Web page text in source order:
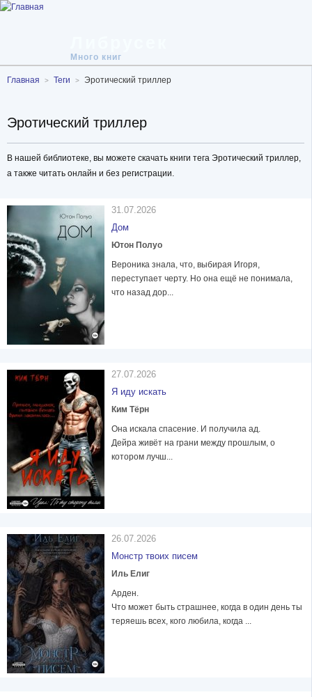
Много книг
Главная Теги Эротический триллер
Эротический триллер
В нашей библиотеке, вы можете скачать книги тега Эротический триллер,
а также читать онлайн и без регистрации.
31.07.2026
Дом
Ютон Полуо
Вероника знала, что, выбирая Игоря,
переступает черту. Но она ещё не понимала,
что назад дор...
27.07.2026
Я иду искать
Ким Тёрн
Она искала спасение. И получила ад.
Дейра живёт на грани между прошлым, о
котором лучш...
26.07.2026
Монстр твоих писем
Иль Елиг
Арден.
Что может быть страшнее, когда в один день ты
теряешь всех, кого любила, когда ...